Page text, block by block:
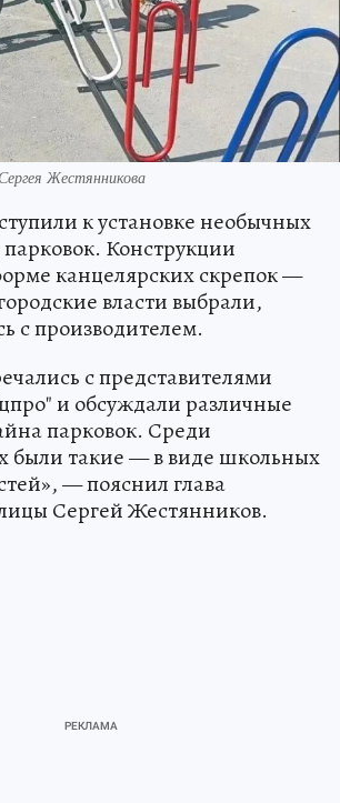
Жестянникова
к установке необычных
Конструкции
канцелярских скрепок —
власти выбрали,
с производителем.
с представителями
и обсуждали различные
парковок. Среди
были такие — в виде школьных
— пояснил глава
Сергей Жестянников.